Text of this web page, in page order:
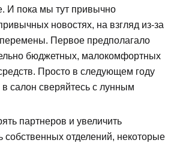
И пока мы тут привычно
новостях, на взгляд из-за
перемены. Первое предполагало
бюджетных, малокомфортных
Просто в следующем году
салон сверяйтесь с лунным
партнеров и увеличить
собственных отделений, некоторые